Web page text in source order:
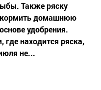
Также ряску
кормить домашнюю
удобрения.
где находится ряска,
не...